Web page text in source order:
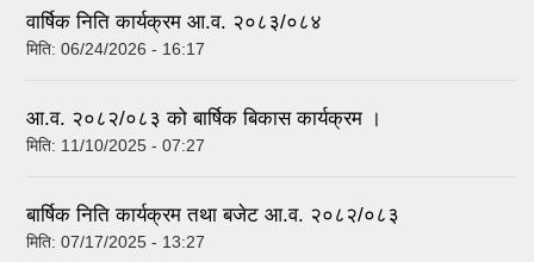
वार्षिक निति कार्यक्रम आ.व. २०८३/०८४
मिति: 06/24/2026 - 16:17
आ.व. २०८२/०८३ को बार्षिक बिकास कार्यक्रम ।
मिति: 11/10/2025 - 07:27
बार्षिक निति कार्यक्रम तथा बजेट आ.व. २०८२/०८३
मिति: 07/17/2025 - 13:27